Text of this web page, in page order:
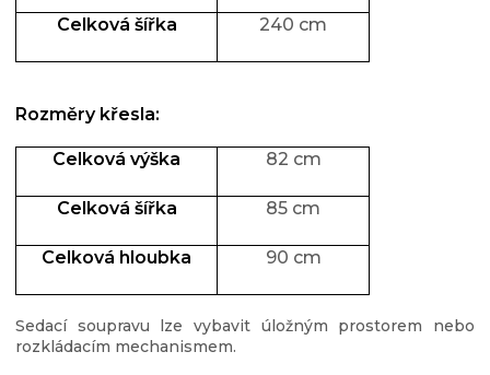
Celková šířka 240 cm
Rozměry křesla:
Celková výška 82 cm
Celková šířka 85 cm
Celková hloubka 90 cm
Sedací soupravu lze vybavit úložným prostorem nebo
rozkládacím mechanismem.